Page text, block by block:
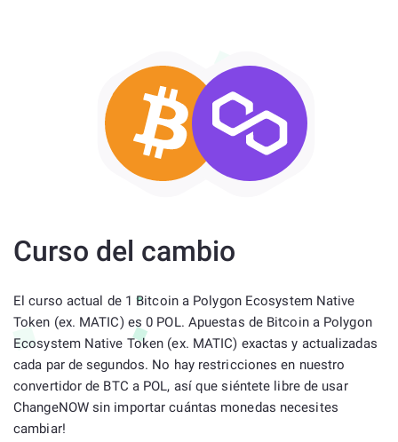
Curso del cambio
El curso actual de 1 Bitcoin a Polygon Ecosystem Native
Token (ex. MATIC) es 0 POL. Apuestas de Bitcoin a Polygon
Ecosystem Native Token (ex. MATIC) exactas y actualizadas
cada par de segundos. No hay restricciones en nuestro
convertidor de BTC a POL, así que siéntete libre de usar
ChangeNOW sin importar cuántas monedas necesites
cambiar!